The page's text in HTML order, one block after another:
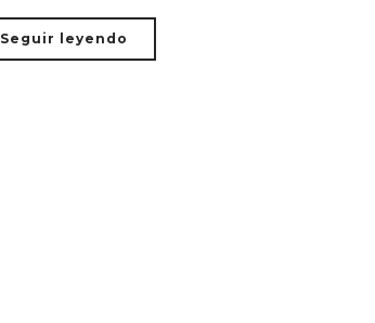
Seguir leyendo